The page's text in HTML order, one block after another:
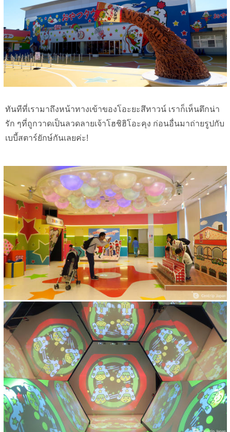
ทันทีที่เรามาถึงหน้าทางเข้าของโอะยะสึทาวน์ เราก็เห็นตึกน่า
รัก ๆที่ถูกวาดเป็นลวดลายเจ้าโฮชิฮิโอะคุง ก่อนอื่นมาถ่ายรูปกับ
เบบี้สตาร์ยักษ์กันเลยค่ะ!